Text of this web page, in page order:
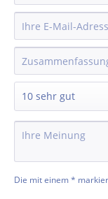
Die mit einem *